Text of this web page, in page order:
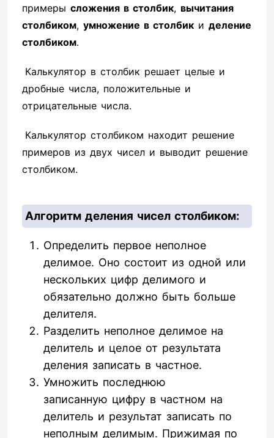
примеры сложения в столбик, вычитания
столбиком, умножение в столбик и деление
столбиком.
Калькулятор в столбик решает целые и
дробные числа, положительные и
отрицательные числа.
Калькулятор столбиком находит решение
примеров из двух чисел и выводит решение
столбиком.
Алгоритм деления чисел столбиком:
Определить первое неполное
делимое. Оно состоит из одной или
нескольких цифр делимого и
обязательно должно быть больше
делителя.
Разделить неполное делимое на
делитель и целое от результата
деления записать в частное.
Умножить последнюю
записанную цифру в частном на
делитель и результат записать по
неполным делимым. Прижимая по